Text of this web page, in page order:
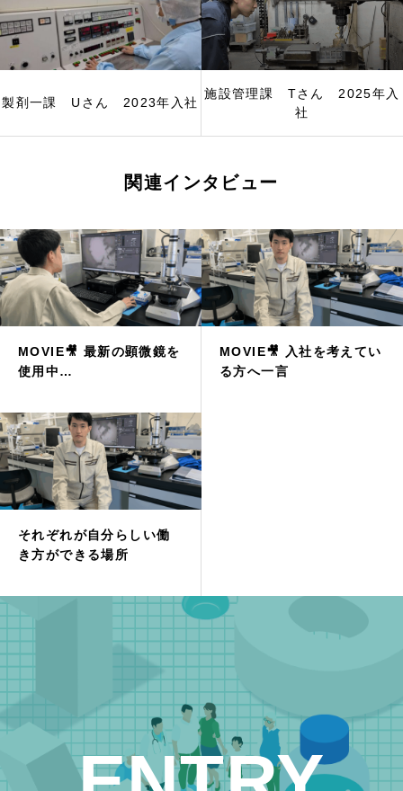
製剤一課 Uさん 2023年入社
施設管理課 Tさん 2025年入
社
関連インタビュー
MOVIE🎥 最新の顕微鏡を
使用中…
MOVIE🎥 入社を考えてい
る方へ一言
それぞれが自分らしい働
き方ができる場所